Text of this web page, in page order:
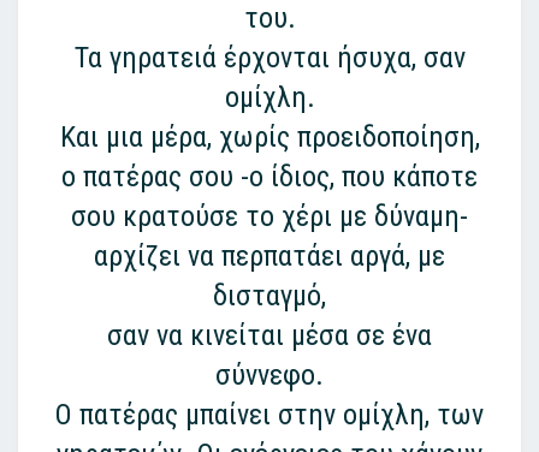
του.
Τα γηρατειά έρχονται ήσυχα, σαν
ομίχλη.
Και μια μέρα, χωρίς προειδοποίηση,
ο πατέρας σου -ο ίδιος, που κάποτε
σου κρατούσε το χέρι με δύναμη-
αρχίζει να περπατάει αργά, με
δισταγμό,
σαν να κινείται μέσα σε ένα
σύννεφο.
Ο πατέρας μπαίνει στην ομίχλη, των